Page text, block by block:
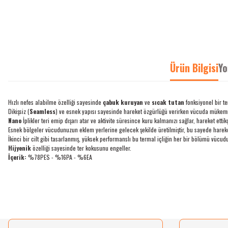
Ürün Bilgisi
Hızlı nefes alabilme özelliği sayesinde çabuk kuruyan ve sıcak tutan fonksiyonel bir
Dikişsiz (Seamless) ve esnek yapısı sayesinde hareket özgürlüğü verirken vücuda
Nanoİplikler teri emip dışarı atar ve aktivite süresince kuru kalmanızı sağlar, hareket
Esnek bölgeler vücudunuzun eklem yerlerine gelecek şekilde üretilmiştir, bu sayede
İkinci bir cilt gibi tasarlanmış, yüksek performanslı bu termal içliğin her bir bölümü
Hijyeniközelliği sayesinde ter kokusunu engeller.
İçerik: %78PES - %16PA - %6EA